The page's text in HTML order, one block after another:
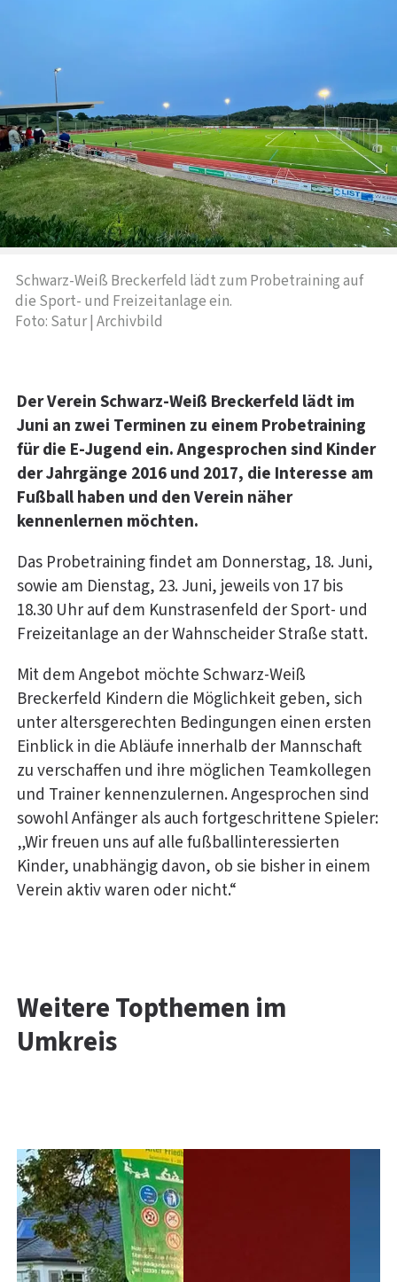
Schwarz-Weiß Breckerfeld lädt zum Probetraining auf
die Sport- und Freizeitanlage ein.
Foto: Satur | Archivbild
Der Verein Schwarz-Weiß Breckerfeld lädt im
Juni an zwei Terminen zu einem Probetraining
für die E-Jugend ein. Angesprochen sind Kinder
der Jahrgänge 2016 und 2017, die Interesse am
Fußball haben und den Verein näher
kennenlernen möchten.
Das Probetraining findet am Donnerstag, 18. Juni,
sowie am Dienstag, 23. Juni, jeweils von 17 bis
18.30 Uhr auf dem Kunstrasenfeld der Sport- und
Freizeitanlage an der Wahnscheider Straße statt.
Mit dem Angebot möchte Schwarz-Weiß
Breckerfeld Kindern die Möglichkeit geben, sich
unter altersgerechten Bedingungen einen ersten
Einblick in die Abläufe innerhalb der Mannschaft
zu verschaffen und ihre möglichen Teamkollegen
und Trainer kennenzulernen. Angesprochen sind
sowohl Anfänger als auch fortgeschrittene Spieler:
„Wir freuen uns auf alle fußballinteressierten
Kinder, unabhängig davon, ob sie bisher in einem
Verein aktiv waren oder nicht.“
Weitere Topthemen im
Umkreis